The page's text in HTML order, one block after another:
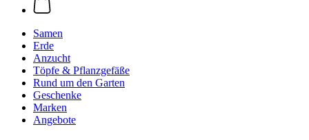
Samen
Erde
Anzucht
Töpfe & Pflanzgefäße
Rund um den Garten
Geschenke
Marken
Angebote